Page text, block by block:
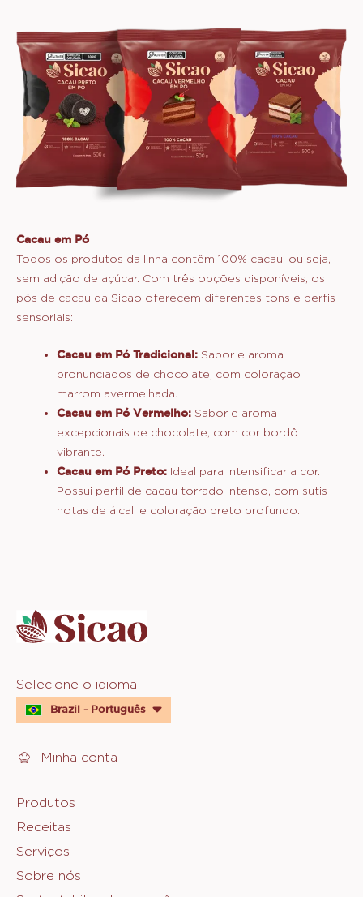
Cacau em Pó
Todos os produtos da linha contêm 100% cacau, ou seja,
sem adição de açúcar. Com três opções disponíveis, os
pós de cacau da Sicao oferecem diferentes tons e perfis
sensoriais:
Cacau em Pó Tradicional: Sabor e aroma
pronunciados de chocolate, com coloração
marrom avermelhada.
Cacau em Pó Vermelho: Sabor e aroma
excepcionais de chocolate, com cor bordô
vibrante.
Cacau em Pó Preto: Ideal para intensificar a cor.
Possui perfil de cacau torrado intenso, com sutis
notas de álcali e coloração preto profundo.
info
Website
quick
links
Selecione o idioma
Brazil - Português
Minha conta
Footer
Sicao
Produtos
Receitas
Serviços
Sobre nós